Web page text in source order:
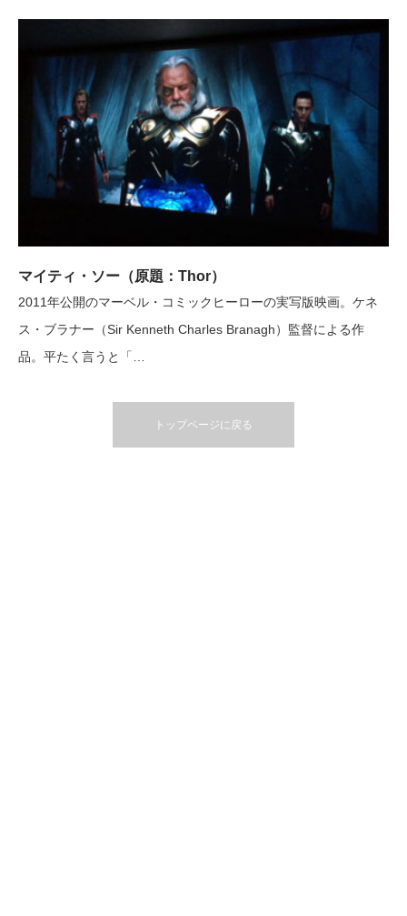
マイティ・ソー（原題：Thor）
2011年公開のマーベル・コミックヒーローの実写版映画。ケネ
ス・ブラナー（Sir Kenneth Charles Branagh）監督による作
品。平たく言うと「…
トップページに戻る